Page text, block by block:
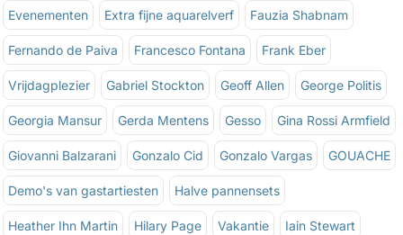
Evenementen Extra fijne aquarelverf Fauzia Shabnam
Fernando de Paiva Francesco Fontana Frank Eber
Vrijdagplezier Gabriel Stockton Geoff Allen George Politis
Georgia Mansur Gerda Mentens Gesso Gina Rossi Armfield
Giovanni Balzarani Gonzalo Cid Gonzalo Vargas GOUACHE
Demo's van gastartiesten Halve pannensets
Heather Ihn Martin Hilary Page Vakantie Iain Stewart